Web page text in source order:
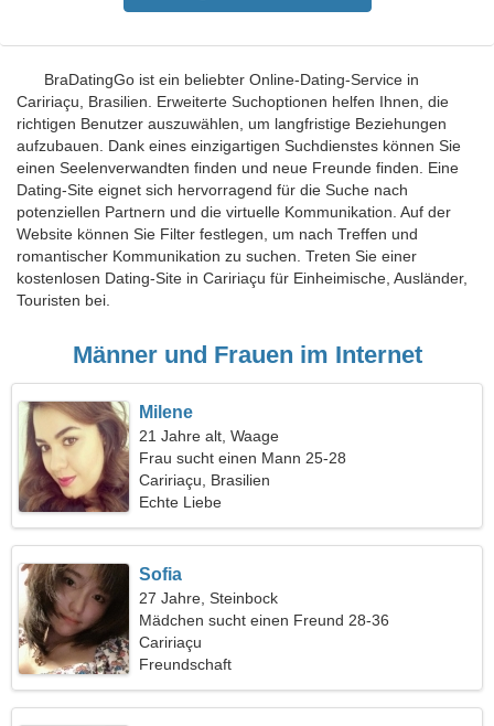
BraDatingGo ist ein beliebter Online-Dating-Service in
Caririaçu, Brasilien. Erweiterte Suchoptionen helfen Ihnen, die
richtigen Benutzer auszuwählen, um langfristige Beziehungen
aufzubauen. Dank eines einzigartigen Suchdienstes können Sie
einen Seelenverwandten finden und neue Freunde finden. Eine
Dating-Site eignet sich hervorragend für die Suche nach
potenziellen Partnern und die virtuelle Kommunikation. Auf der
Website können Sie Filter festlegen, um nach Treffen und
romantischer Kommunikation zu suchen. Treten Sie einer
kostenlosen Dating-Site in Caririaçu für Einheimische, Ausländer,
Touristen bei.
Männer und Frauen im Internet
Milene
21 Jahre alt, Waage
Frau sucht einen Mann 25-28
Caririaçu, Brasilien
Echte Liebe
Sofia
27 Jahre, Steinbock
Mädchen sucht einen Freund 28-36
Caririaçu
Freundschaft